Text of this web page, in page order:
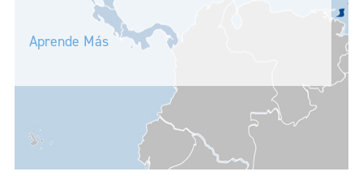
Aprende Más